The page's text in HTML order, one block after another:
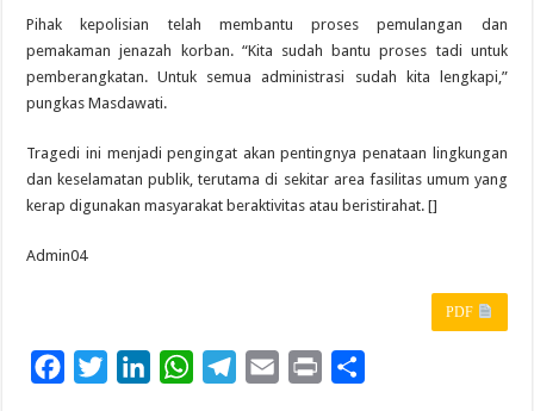
Pihak kepolisian telah membantu proses pemulangan dan
pemakaman jenazah korban. “Kita sudah bantu proses tadi untuk
pemberangkatan. Untuk semua administrasi sudah kita lengkapi,”
pungkas Masdawati.
Tragedi ini menjadi pengingat akan pentingnya penataan lingkungan
dan keselamatan publik, terutama di sekitar area fasilitas umum yang
kerap digunakan masyarakat beraktivitas atau beristirahat. []
Admin04
PDF
W